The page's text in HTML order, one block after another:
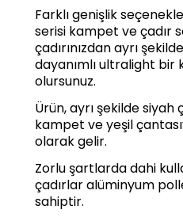
Farklı genişlik
serisi kampet ve çadır
çadırınızdan ayrı
dayanımlı ultralight
olursunuz.
Ürün, ayrı şekilde
kampet ve yeşil
olarak gelir.
Zorlu şartlarda dahi
çadırlar alüminyum
sahiptir.